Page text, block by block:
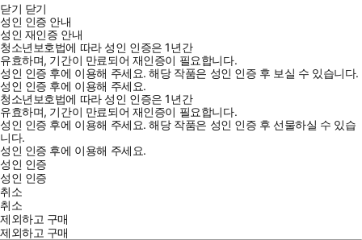
닫기 닫기
성인 인증 안내
성인 재인증 안내
청소년보호법에 따라 성인 인증은 1년간
유효하며, 기간이 만료되어 재인증이 필요합니다.
성인 인증 후에 이용해 주세요.해당 작품은 성인 인증 후 보실 수 있습니다.
성인 인증 후에 이용해 주세요.
청소년보호법에 따라 성인 인증은 1년간
유효하며, 기간이 만료되어 재인증이 필요합니다.
성인 인증 후에 이용해 주세요.해당 작품은 성인 인증 후 선물하실 수 있습
니다.
성인 인증 후에 이용해 주세요.
성인 인증
성인 인증
취소
취소
제외하고 구매
제외하고 구매